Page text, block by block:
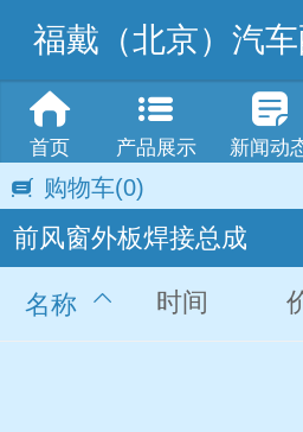
福戴（北京）汽
首页 产品展示 新闻动
购物车(0)
前风窗外板焊接总成
名称 时间